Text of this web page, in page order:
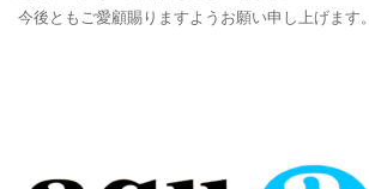
今後 ともご愛顧賜りますようお願い申し上げます。